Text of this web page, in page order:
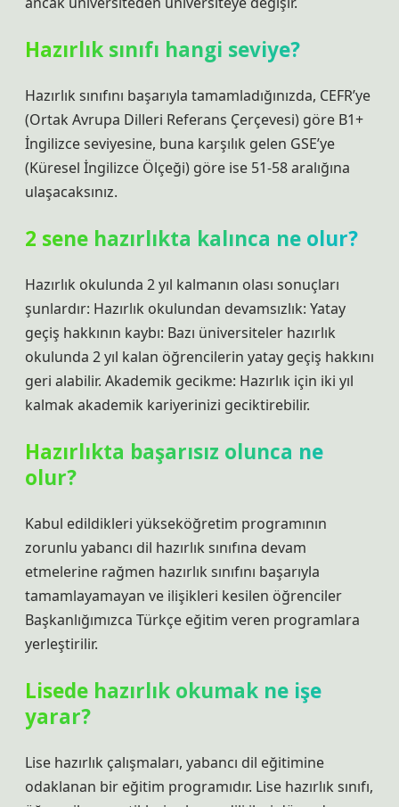
Hazırlık sınıfı hangi seviye?
Hazırlık sınıfını başarıyla tamamladığınızda, CEFR’ye
(Ortak Avrupa Dilleri Referans Çerçevesi) göre B1+
İngilizce seviyesine, buna karşılık gelen GSE’ye
(Küresel İngilizce Ölçeği) göre ise 51-58 aralığına
ulaşacaksınız.
2 sene hazırlıkta kalınca ne olur?
Hazırlık okulunda 2 yıl kalmanın olası sonuçları
şunlardır: Hazırlık okulundan devamsızlık: Yatay
geçiş hakkının kaybı: Bazı üniversiteler hazırlık
okulunda 2 yıl kalan öğrencilerin yatay geçiş hakkını
geri alabilir. Akademik gecikme: Hazırlık için iki yıl
kalmak akademik kariyerinizi geciktirebilir.
Hazırlıkta başarısız olunca ne
olur?
Kabul edildikleri yükseköğretim programının
zorunlu yabancı dil hazırlık sınıfına devam
etmelerine rağmen hazırlık sınıfını başarıyla
tamamlayamayan ve ilişikleri kesilen öğrenciler
Başkanlığımızca Türkçe eğitim veren programlara
yerleştirilir.
Lisede hazırlık okumak ne işe
yarar?
Lise hazırlık çalışmaları, yabancı dil eğitimine
odaklanan bir eğitim programıdır. Lise hazırlık sınıfı,